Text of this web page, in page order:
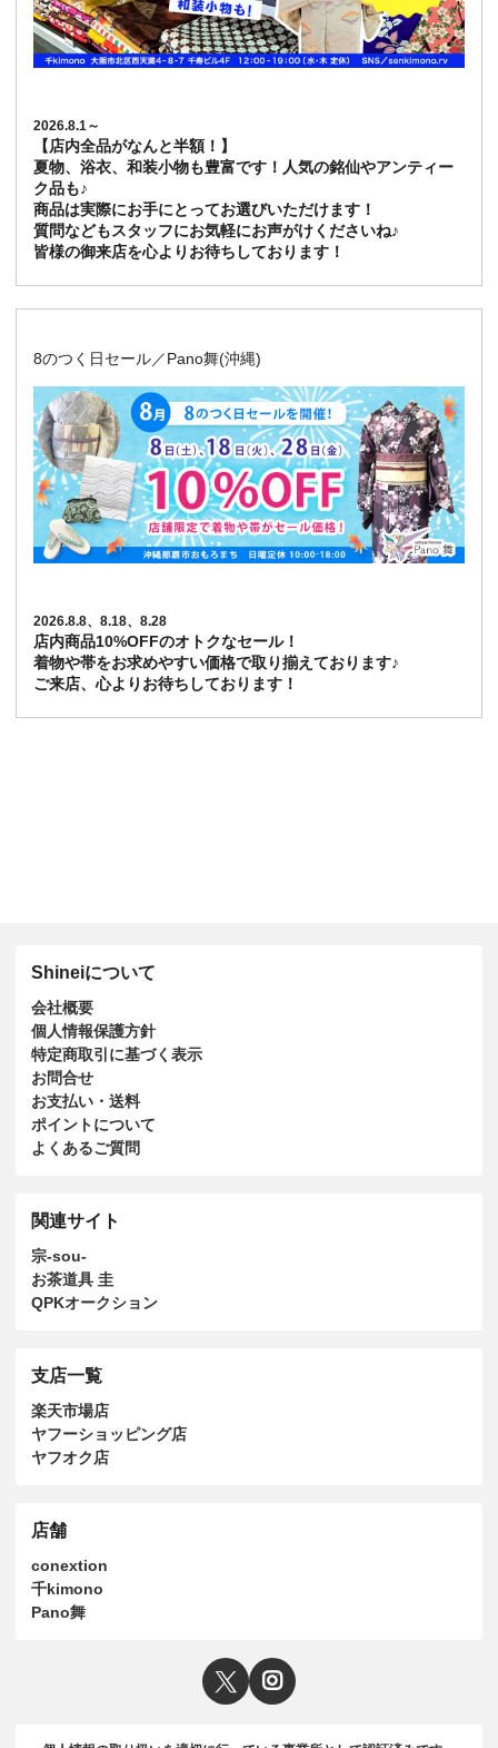
2026.8.1～
【店内全品がなんと半額！】
夏物、浴衣、和装小物も豊富です！人気の銘仙やアンティー
ク品も♪
商品は実際にお手にとってお選びいただけます！
質問などもスタッフにお気軽にお声がけくださいね♪
皆様の御来店を心よりお待ちしております！
8のつく日セール／Pano舞(沖縄)
2026.8.8、8.18、8.28
店内商品10%OFFのオトクなセール！
着物や帯をお求めやすい価格で取り揃えております♪
ご来店、心よりお待ちしております！
Shineiについて
会社概要
個人情報保護方針
特定商取引に基づく表示
お問合せ
お支払い・送料
ポイントについて
よくあるご質問
関連サイト
宗-sou-
お茶道具 圭
QPKオークション
支店一覧
楽天市場店
ヤフーショッピング店
ヤフオク店
店舗
conextion
千kimono
Pano舞